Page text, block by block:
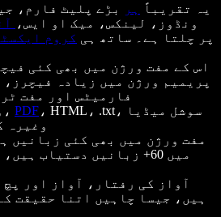
یہ تقریباً
ہر
بڑے پلیٹ فارم،
ونڈوز، لینکس، میک او ایس،
پر چلتا ہے۔ ساتھ ہی کروم
اس کے مفت ورژن میں بھی کئی
پریمیم ورژن میں زیادہ
فارمیٹس اور مفت
Speechify ویب پیج، PDF ، HTML، .txt، سوشل میڈیا
وغیرہ
مفت ورژن میں بھی کئی زبانیں
میں 60+ زبانیں دستیاب
آواز کی رفتار، آواز اور
ہیں، جیسا چاہیں اتنا حقیقت